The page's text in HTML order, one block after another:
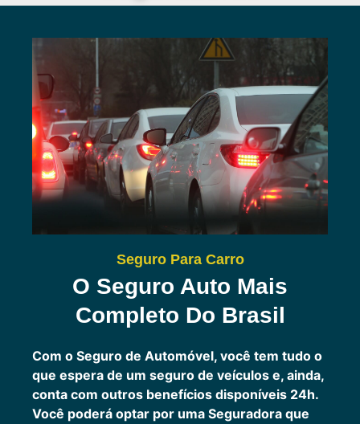
Seguro Para Carro
O Seguro Auto Mais
Completo Do Brasil
Com o Seguro de Automóvel, você tem tudo o
que espera de um seguro de veículos e, ainda,
conta com outros benefícios disponíveis 24h.
Você poderá optar por uma Seguradora que